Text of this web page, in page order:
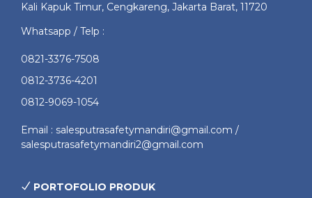
Kali Kapuk Timur, Cengkareng, Jakarta Barat, 11720
Whatsapp / Telp :
0821-3376-7508
0812-3736-4201
0812-9069-1054
Email : salesputrasafetymandiri@gmail.com /
salesputrasafetymandiri2@gmail.com
PORTOFOLIO PRODUK